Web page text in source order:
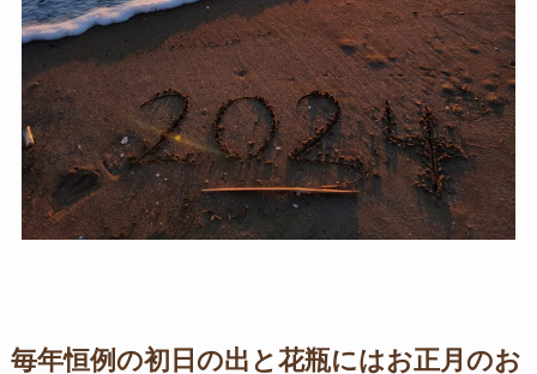
毎年恒例の初日の出と花瓶にはお正月のお